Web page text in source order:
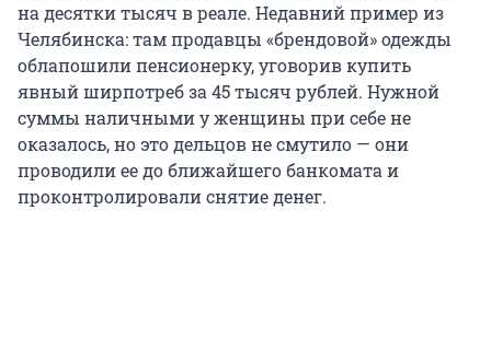
на десятки тысяч в реале. Недавний пример из
Челябинска: там продавцы «брендовой» одежды
облапошили пенсионерку, уговорив купить
явный ширпотреб за45 тысяч рублей. Нужной
суммы наличными у женщины при себе не
оказалось, но это дельцов не смутило — они
проводили ее до ближайшего банкомата и
проконтролировали снятие денег.